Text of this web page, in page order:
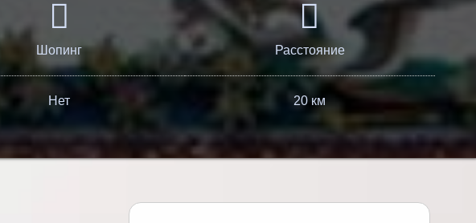
Шопинг
Нет
Расстояние
20 км